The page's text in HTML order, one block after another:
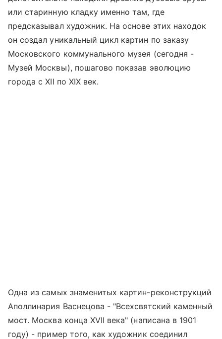
или старинную кладку именно там, где
предсказывал художник. На основе этих находок
он создал уникальный цикл картин по заказу
Московского коммунального музея (сегодня -
Музей Москвы), пошагово показав эволюцию
города с XII по XIX век.
Одна из самых знаменитых картин-реконструкций
Аполлинария Васнецова - "Всехсвятский каменный
мост. Москва конца XVII века" (написана в 1901
году) - пример того, как художник соединил